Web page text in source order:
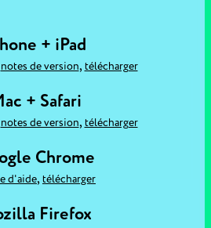
+ iPad
notes de version, télécharger
+ Safari
notes de version, télécharger
Chrome
d'aide, télécharger
Firefox